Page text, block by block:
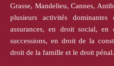
Grasse, Mandelieu, Cannes,
plusieurs activités
assurances, en droit social,
successions, en droit de la
droit de la famille et le droit pénal.